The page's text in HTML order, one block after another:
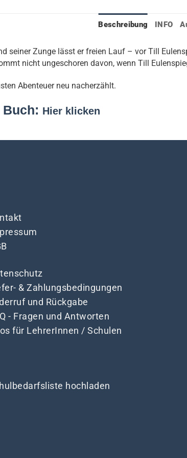
Beschreibung INFO
seiner Zunge lässt er freien Lauf – vor Till
nicht ungeschoren davon, wenn Till
Abenteuer neu nacherzählt.
Hier klicken
& Zahlungsbedingungen
und Rückgabe
- Fragen und Antworten
für LehrerInnen / Schulen
hochladen